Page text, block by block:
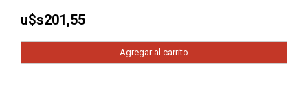
u$s201,55
Agregar al carrito